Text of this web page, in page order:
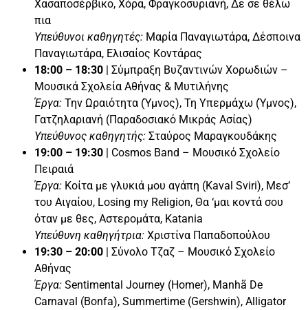
Χασαποσέρβικο, Χόρα, Φραγκοσυριανή, Δε σε θέλω
πια
Υπεύθυνοι καθηγητές: Μαρία Παναγιωτάρα, Δέσποινα
Παναγιωτάρα, Ελισαίος Κοντάρας
18:00 – 18:30 | Σύμπραξη Βυζαντινών Χορωδιών –
Μουσικά Σχολεία Αθήνας & Μυτιλήνης
Έργα: Την Ωραιότητα (Ύμνος), Τη Υπερμάχω (Ύμνος),
Γατζηλαριανή (Παραδοσιακό Μικράς Ασίας)
Υπεύθυνος καθηγητής: Σταύρος Μαραγκουδάκης
19:00 – 19:30 | Cosmos Band – Μουσικό Σχολείο
Πειραιά
Έργα: Κοίτα με γλυκιά μου αγάπη (Kaval Sviri), Μεσ’
του Αιγαίου, Losing my Religion, Θα ‘μαι κοντά σου
όταν με θες, Αστερομάτα, Katania
Υπεύθυνη καθηγήτρια: Χριστίνα Παπαδοπούλου
19:30 – 20:00 | Σύνολο Τζαζ – Μουσικό Σχολείο
Αθήνας
Έργα: Sentimental Journey (Homer), Manhã De
Carnaval (Bonfa), Summertime (Gershwin), Alligator